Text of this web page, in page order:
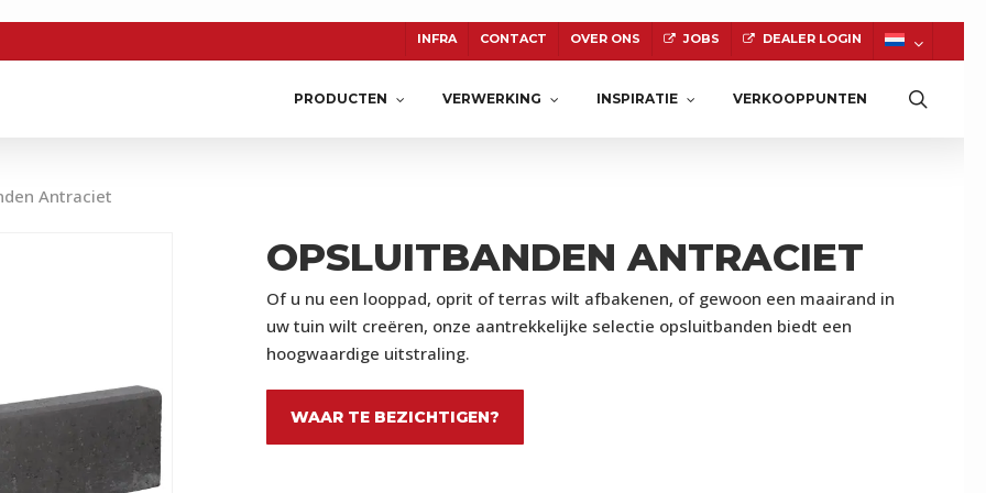
INFRA CONTACT OVER ONS JOBS DEALER LOGIN
PRODUCTEN
CERASUN KERAMIEK NATUURSTEEN
VERWERKING INSPIRATIE VERKOOPPUNTEN
Antraciet
OPSLUITBANDEN ANTRACIET
Of u nu een looppad, oprit of terras wilt afbakenen, of gewoon een maairand in
uw tuin wilt creëren, onze aantrekkelijke selectie opsluitbanden biedt een
hoogwaardige uitstraling.
WAAR TE BEZICHTIGEN?